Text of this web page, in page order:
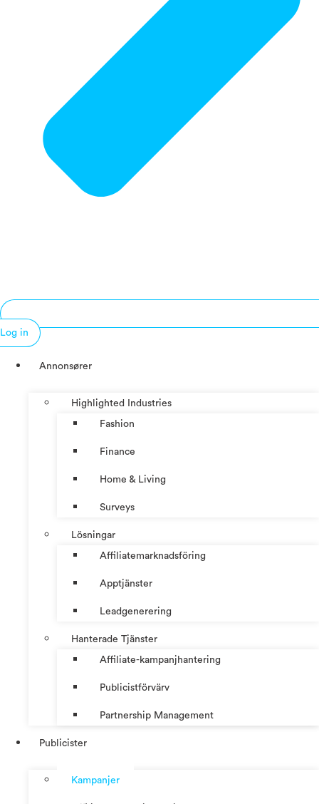
Log in
Annonsører
Highlighted Industries
Fashion
Finance
Home & Living
Surveys
Lösningar
Affiliatemarknadsföring
Apptjänster
Leadgenerering
Hanterade Tjänster
Affiliate-kampanjhantering
Publicistförvärv
Partnership Management
Publicister
Kampanjer